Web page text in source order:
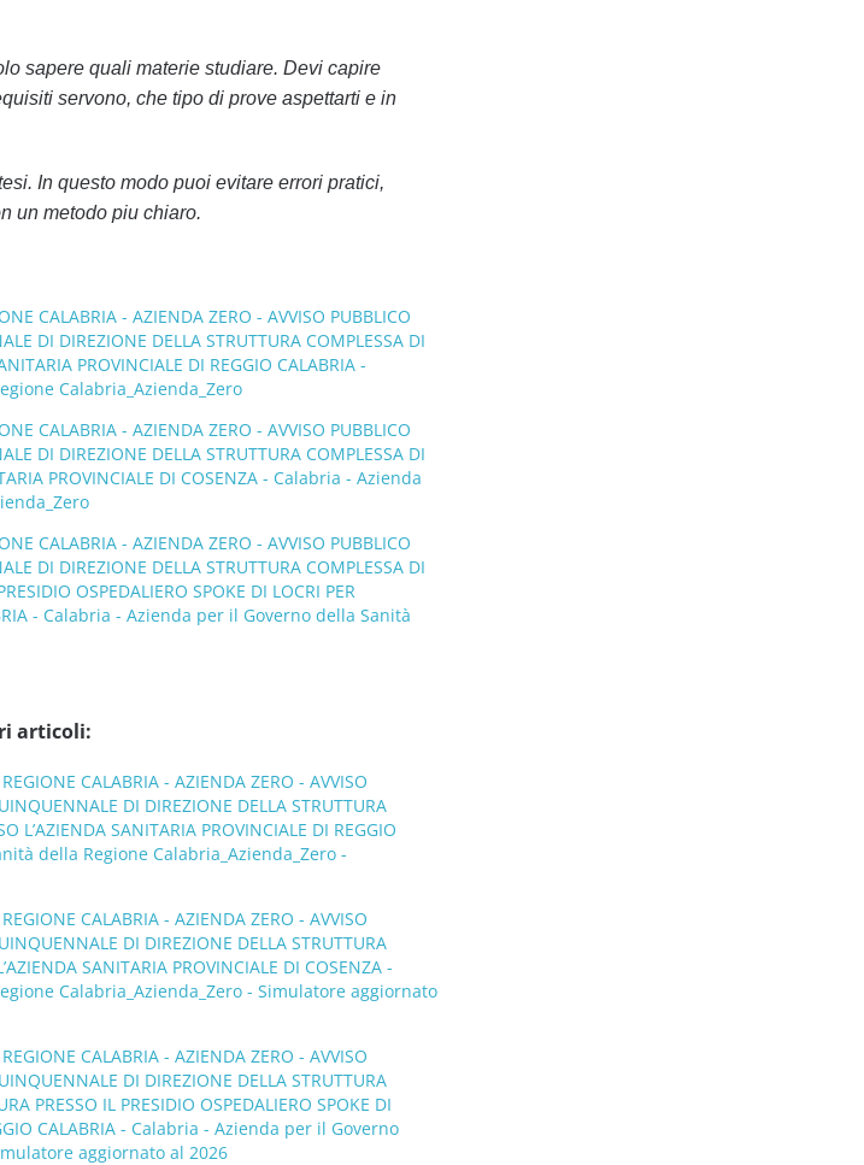
sapere quali materie studiare. Devi capire
servono, che tipo di prove aspettarti e in
In questo modo puoi evitare errori pratici,
un metodo piu chiaro.
CALABRIA - AZIENDA ZERO - AVVISO PUBBLICO
DI DIREZIONE DELLA STRUTTURA COMPLESSA DI
PROVINCIALE DI REGGIO CALABRIA -
Calabria_Azienda_Zero
CALABRIA - AZIENDA ZERO - AVVISO PUBBLICO
DI DIREZIONE DELLA STRUTTURA COMPLESSA DI
PROVINCIALE DI COSENZA - Calabria - Azienda
CALABRIA - AZIENDA ZERO - AVVISO PUBBLICO
DI DIREZIONE DELLA STRUTTURA COMPLESSA DI
OSPEDALIERO SPOKE DI LOCRI PER
- Calabria - Azienda per il Governo della Sanità
articoli:
CALABRIA - AZIENDA ZERO - AVVISO
DI DIREZIONE DELLA STRUTTURA
L’AZIENDA SANITARIA PROVINCIALE DI REGGIO
della Regione Calabria_Azienda_Zero -
CALABRIA - AZIENDA ZERO - AVVISO
DI DIREZIONE DELLA STRUTTURA
SANITARIA PROVINCIALE DI COSENZA -
Calabria_Azienda_Zero - Simulatore aggiornato
CALABRIA - AZIENDA ZERO - AVVISO
DI DIREZIONE DELLA STRUTTURA
PRESSO IL PRESIDIO OSPEDALIERO SPOKE DI
CALABRIA - Calabria - Azienda per il Governo
aggiornato al 2026